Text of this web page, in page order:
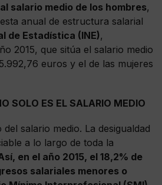
salario medio de los hombres,
anual de estructura salarial
de Estadística (INE),
2015, que sitúa el salario medio
euros y el de las mujeres
SOLO ES EL SALARIO MEDIO
salario medio. La desigualdad
a lo largo de toda la
en el año 2015, el 18,2% de
salariales menores o